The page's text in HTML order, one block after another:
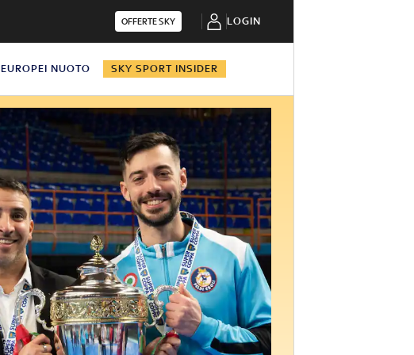
OFFERTE SKY LOGIN
EUROPEI NUOTO SKY SPORT INSIDER